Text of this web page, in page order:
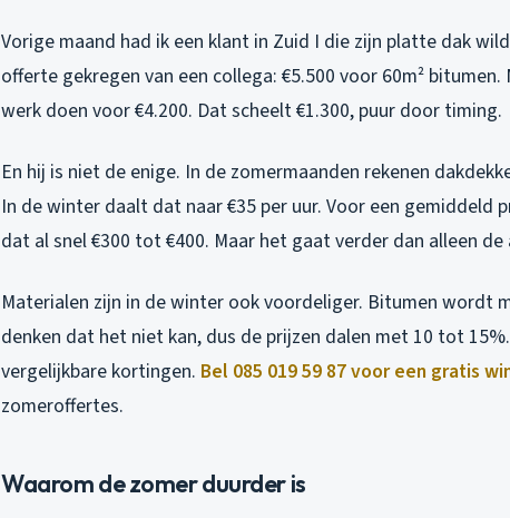
Vorige maand had ik een klant in Zuid I die zijn platte dak
offerte gekregen van een collega: €5.500 voor 60m²
werk doen voor €4.200. Dat scheelt €1.300, puur door timing.
En hij is niet de enige. In de zomermaanden rekenen
In de winter daalt dat naar €35 per uur. Voor een gemiddeld
dat al snel €300 tot €400. Maar het gaat verder dan alleen
Materialen zijn in de winter ook voordeliger. Bitumen wordt
denken dat het niet kan, dus de prijzen dalen met 10 tot
vergelijkbare kortingen. Bel 085 019 59 87 voor een gratis
zomeroffertes.
Waarom de zomer duurder is